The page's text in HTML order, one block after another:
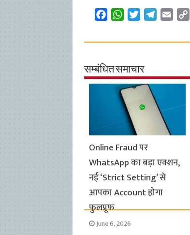
c
b
o
W
a
s
A
p
p
i
t
e
r
l
r
m
a
सम्बंधित समाचार
Online Fraud पर
WhatsApp का बड़ा एक्शन,
नई ‘Strict Setting’ से
आपका Account होगा
फुलप्रूफ
June 6, 2026